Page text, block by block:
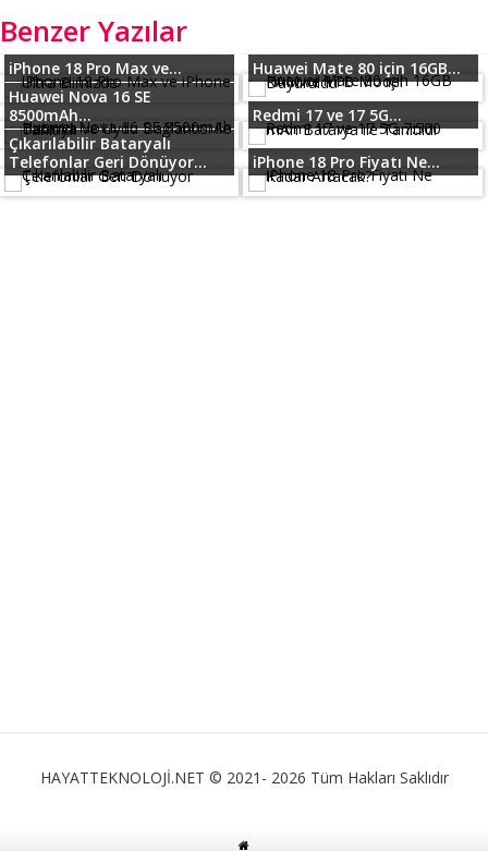
Benzer Yazılar
iPhone 18 Pro Max ve...
Huawei Mate 80 için 16GB...
Huawei Nova 16 SE
8500mAh...
Redmi 17 ve 17 5G...
Çıkarılabilir Bataryalı
Telefonlar Geri Dönüyor...
iPhone 18 Pro Fiyatı Ne...
HAYATTEKNOLOJİ.NET © 2021- 2026 Tüm Hakları Saklıdır